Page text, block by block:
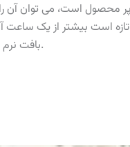
پر محصول است، می توان
است بیشتر از یک ساعت
بافت نرم خود ممکن است آب زیادی جذب کرده و کیفیت آن کاهش یابد.